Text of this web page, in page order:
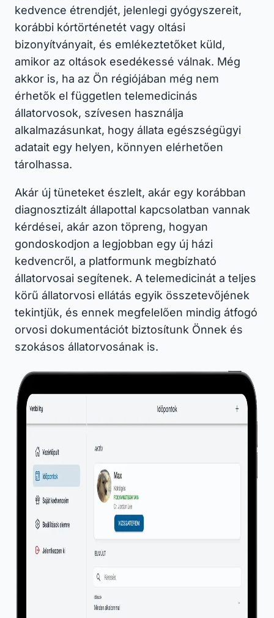
kedvence étrendjét, jelenlegi gyógyszereit,
korábbi kórtörténetét vagy oltási
bizonyítványait, és emlékeztetőket küld,
amikor az oltások esedékessé válnak. Még
akkor is, ha az Ön régiójában még nem
érhetők el független telemedicinás
állatorvosok, szívesen használja
alkalmazásunkat, hogy állata egészségügyi
adatait egy helyen, könnyen elérhetően
tárolhassa.
Akár új tüneteket észlelt, akár egy korábban
diagnosztizált állapottal kapcsolatban vannak
kérdései, akár azon töpreng, hogyan
gondoskodjon a legjobban egy új házi
kedvenc­ről, a platformunk megbízható
állatorvosai segítenek. A telemedicinát a teljes
körű állatorvosi ellátás egyik összetevőjének
tekintjük, és ennek megfelelően mindig átfogó
orvosi dokumentációt biztosítunk Önnek és
szokásos állatorvosának is.